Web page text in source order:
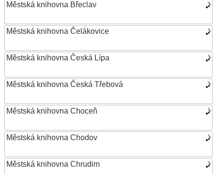
Městská knihovna Břeclav
Městská knihovna Čelákovice
Městská knihovna Česká Lípa
Městská knihovna Česká Třebová
Městská knihovna Choceň
Městská knihovna Chodov
Městská knihovna Chrudim